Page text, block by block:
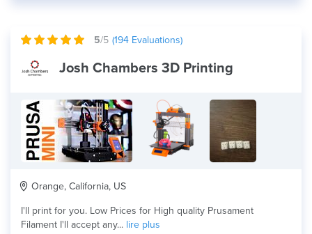
5/5 (194 Evaluations)
Josh Chambers 3D Printing
Orange, California, US
I'll print for you. Low Prices for High quality Prusament
Filament I'll accept any... lire plus